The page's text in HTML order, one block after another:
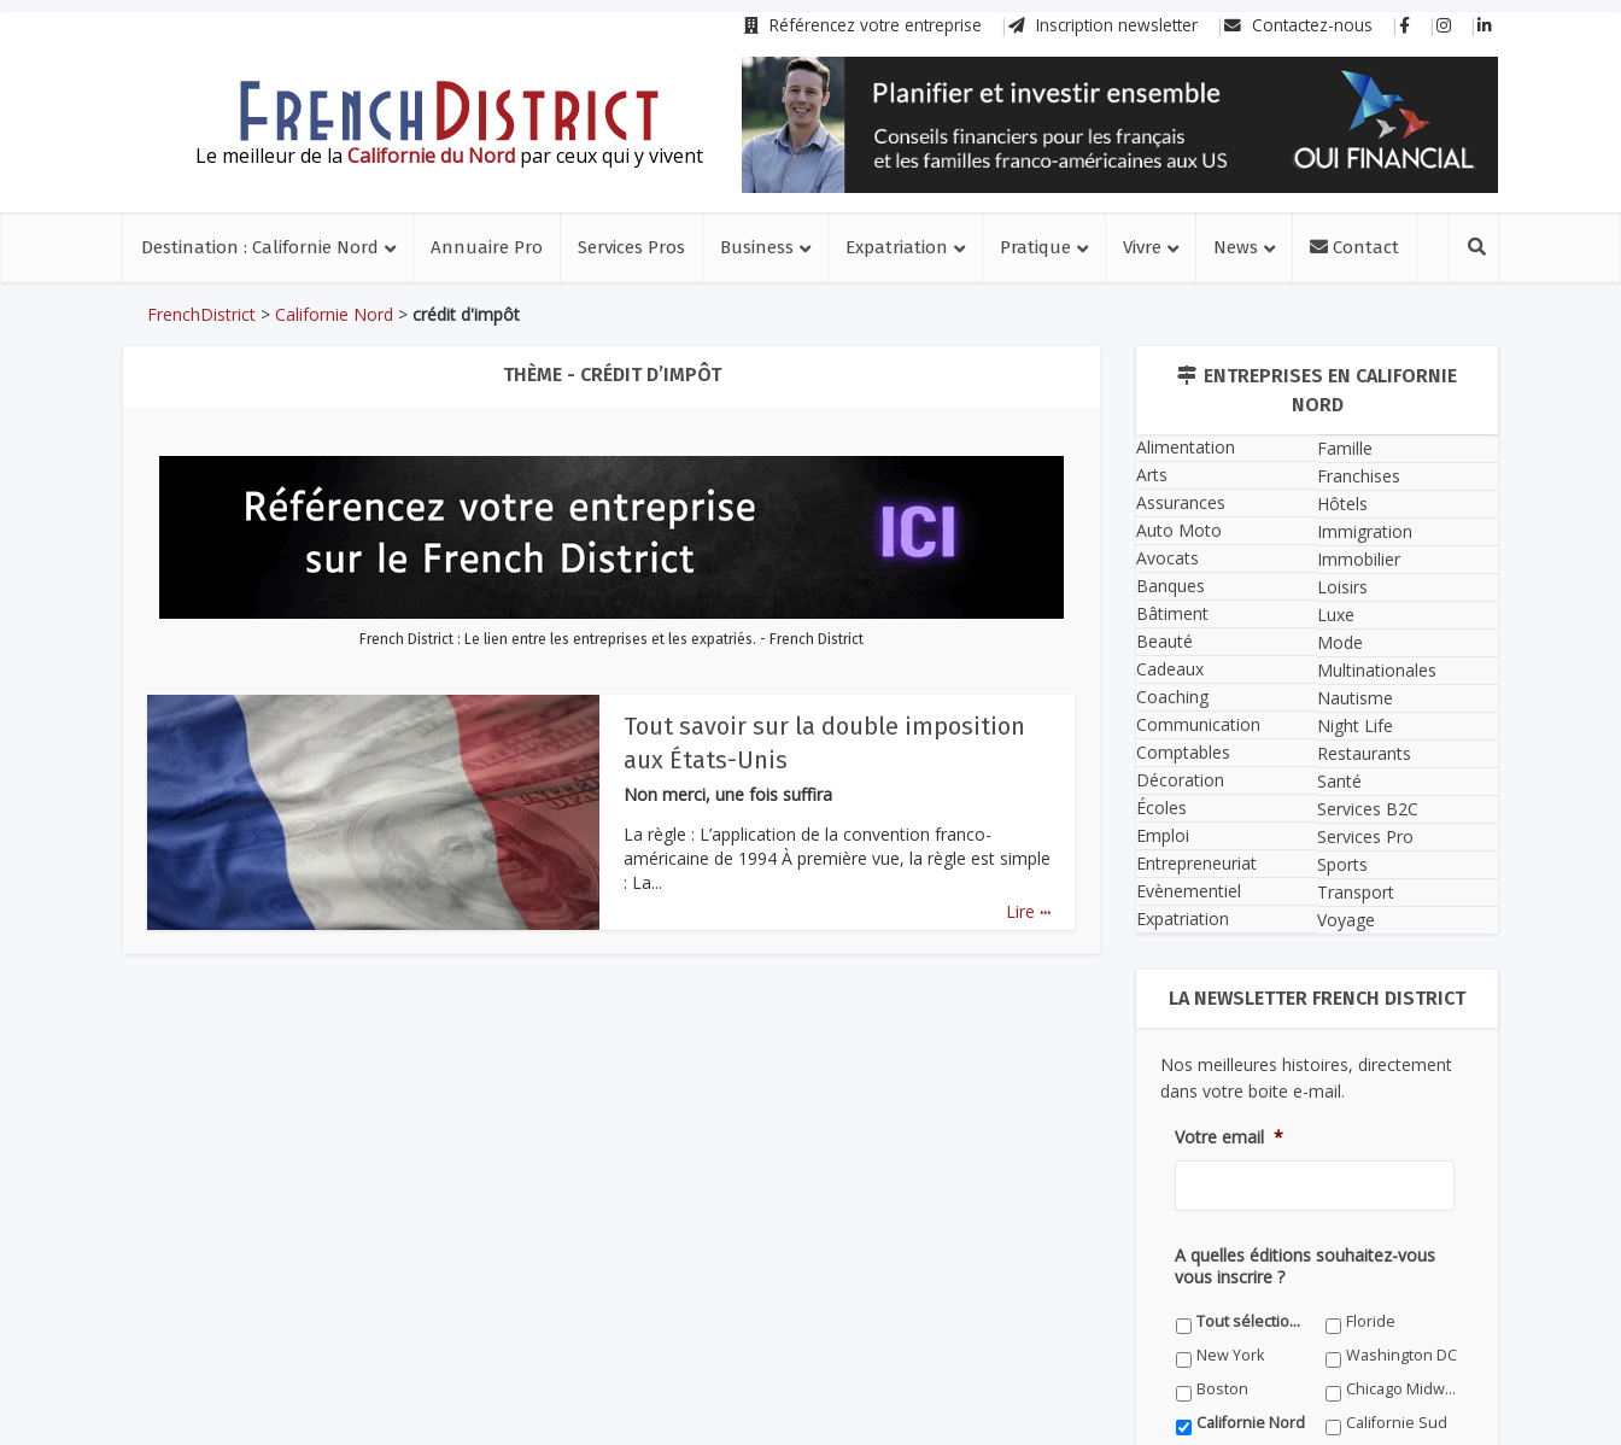
Référencez votre entreprise Inscription newsletter Contactez-nous
Le meilleur de la Californie du Nord par ceux qui y vivent
Destination : Californie Nord Annuaire Pro Services Pros Business Expatriation Pratique Vivre News Contact
FrenchDistrict > Californie Nord > crédit d'impôt
THÈME - CRÉDIT D’IMPÔT
French District : Le lien entre les entreprises et les expatriés. - French District
Tout savoir sur la double imposition
aux États-Unis
Non merci, une fois suffira
La règle : L’application de la convention franco-
américaine de 1994 À première vue, la règle est simple
: La...
Lire ...
ENTREPRISES EN CALIFORNIE
NORD
Alimentation
Arts
Assurances
Auto Moto
Avocats
Banques
Bâtiment
Beauté
Cadeaux
Coaching
Communication
Comptables
Décoration
Écoles
Emploi
Entrepreneuriat
Evènementiel
Expatriation
Famille
Franchises
Hôtels
Immigration
Immobilier
Loisirs
Luxe
Mode
Multinationales
Nautisme
Night Life
Restaurants
Santé
Services B2C
Services Pro
Sports
Transport
Voyage
LA NEWSLETTER FRENCH DISTRICT
Nos meilleures histoires, directement
dans votre boite e-mail.
Votre email *
A quelles éditions souhaitez-vous
vous inscrire ?
Tout sélectionner
Floride
New York
Washington DC
Boston
Chicago Midwest
Californie Nord
Californie Sud